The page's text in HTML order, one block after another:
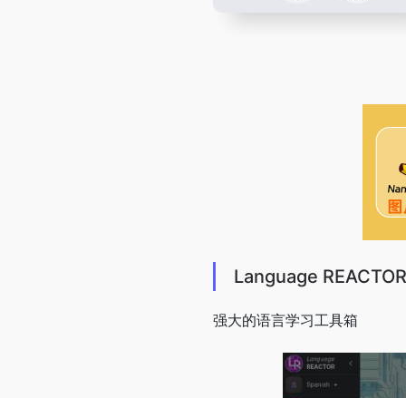
Language
强大的语言学习工具箱